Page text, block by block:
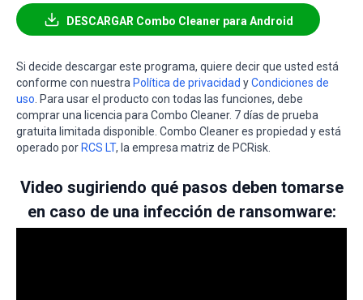
DESCARGAR Combo Cleaner para Android
Si decide descargar este programa, quiere decir que usted está
conforme con nuestra Política de privacidad yCondiciones de
uso . Para usar el producto con todas las funciones, debe
comprar una licencia para Combo Cleaner. 7 días de prueba
gratuita limitada disponible. Combo Cleaner es propiedad y está
operado por RCS LT, la empresa matriz de PCRisk.
Video sugiriendo qué pasos deben tomarse
en caso de una infección de ransomware: